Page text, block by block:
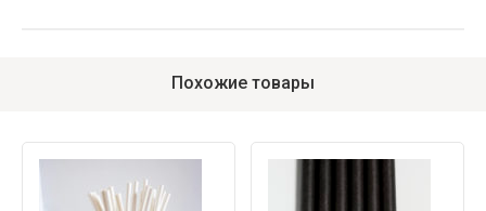
Похожие товары